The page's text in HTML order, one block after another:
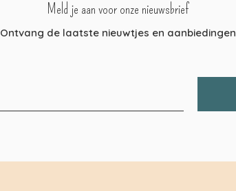
Meld je aan voor onze nieuwsbrief
Ontvang de laatste nieuwtjes en aanbiedingen